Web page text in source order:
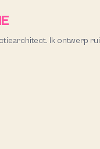
Ik ontwerp